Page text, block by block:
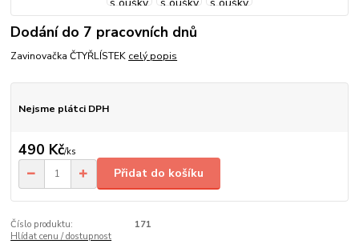
Dodání do 7 pracovních dnů
Zavinovačka ČTYŘLÍSTEK celý popis
Nejsme plátci DPH
490 Kč/ks
Přidat do košíku
Číslo produktu:
171
Hlídat cenu / dostupnost